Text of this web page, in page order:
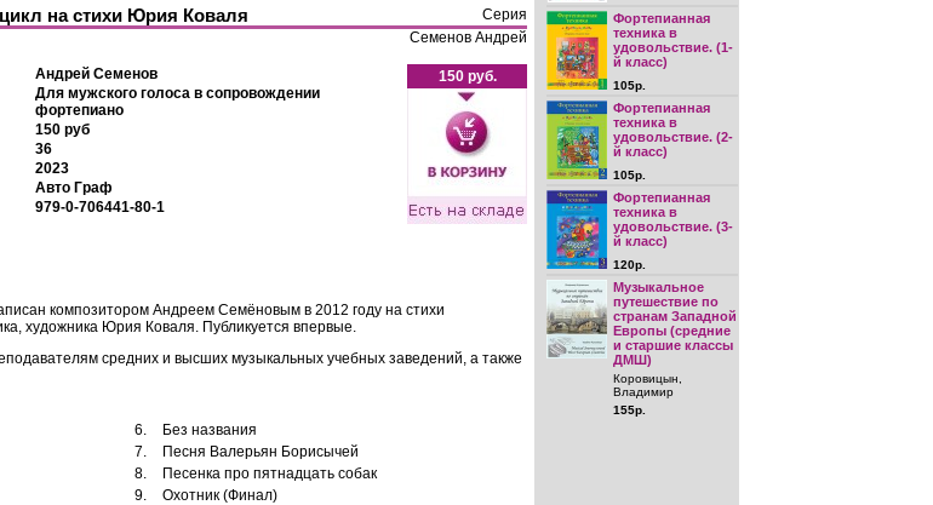
на стихи Юрия Коваля
Серия
Семенов Андрей
Андрей Семенов
Для мужского голоса в сопровождении
фортепиано
150 руб
36
2023
Авто Граф
979-0-706441-80-1
150 руб.
композитором Андреем Семёновым в 2012 году на стихи
художника Юрия Коваля. Публикуется впервые.
средних и высших музыкальных учебных заведений, а также
6.
Без названия
7.
Песня Валерьян Борисычей
8.
Песенка про пятнадцать собак
9.
Охотник (Финал)
Фортепианная
техника в
удовольствие. (1-
й класс)
105р.
Фортепианная
техника в
удовольствие. (2-
й класс)
105р.
Фортепианная
техника в
удовольствие. (3-
й класс)
120р.
Музыкальное
путешествие по
странам Западной
Европы (средние
и старшие классы
ДМШ)
Коровицын,
Владимир
155р.